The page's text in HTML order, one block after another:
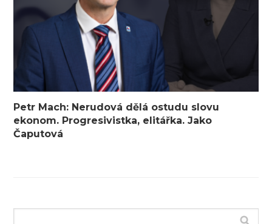
Petr Mach: Nerudová dělá ostudu slovu
ekonom. Progresivistka, elitářka. Jako
Čaputová